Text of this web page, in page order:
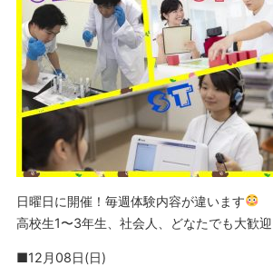
日曜日に開催！毎週体験内容が違います
高校生1〜3年生、社会人、どなたでも大歓迎
■12月08日(日)